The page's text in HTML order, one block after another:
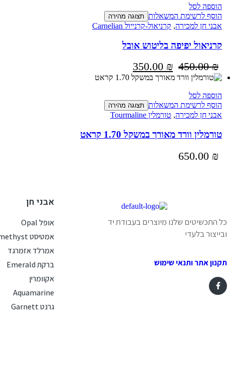
הוספה לסל
הוסף לרשימת המשאלות תצוגה מהירה
אבני חן למכירה, קרניאול-קרנייול Carnelian
קרניאול יפיפה בליטוש אובל
450.00₪
350.00 ₪
הוספה לסל
הוסף לרשימת המשאלות תצוגה מהירה
אבני חן למכירה, טורמלין Tourmaline
טורמלין וורד מאורך במשקל 1.70 קראט
650.00 ₪
כל התכשיטים שלנו מיוצרים בעבודת יד
ובייצור בלעדי
תקנון אתר ותנאי שימוש
אבני חן
אופל Opal
אמטיסט Amethyst
אמרלד אזמרגד
ברקת Emerald
אקוומרין
Aquamarine
גרנט Garnett